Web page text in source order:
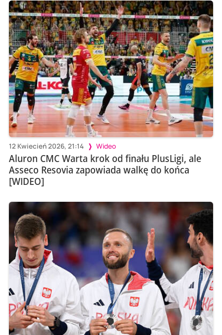
12 Kwiecień 2026, 21:14 Wideo
Aluron CMC Warta krok od finału PlusLigi, ale
Asseco Resovia zapowiada walkę do końca
[WIDEO]